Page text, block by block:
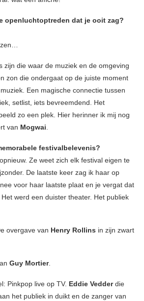
openluchtoptreden dat je ooit zag?
zijn die waar de muziek en de omgeving
zon die ondergaat op de juiste moment
Een magische connectie tussen
setlist, iets bevreemdend. Het
zo een plek. Hier herinner ik mij nog
van Mogwai.
festivalbelevenis?
Ze weet zich elk festival eigen te
De laatste keer zag ik haar op
voor haar laatste plaat en je vergat dat
werd een duister theater. Het publiek
overgave van Henry Rollins in zijn zwart
Guy Mortier.
Pinkpop live op TV. Eddie Vedderdie
het publiek in duikt en de zanger van